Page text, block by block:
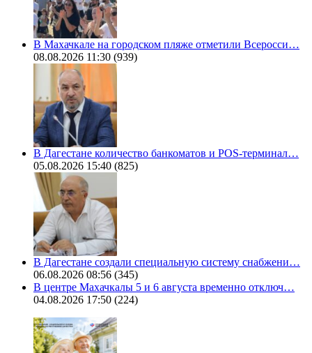
В Махачкале на городском пляже отметили Всеросси…
08.08.2026 11:30 (939)
В Дагестане количество банкоматов и POS-терминал…
05.08.2026 15:40 (825)
В Дагестане создали специальную систему снабжени…
06.08.2026 08:56 (345)
В центре Махачкалы 5 и 6 августа временно отключ…
04.08.2026 17:50 (224)